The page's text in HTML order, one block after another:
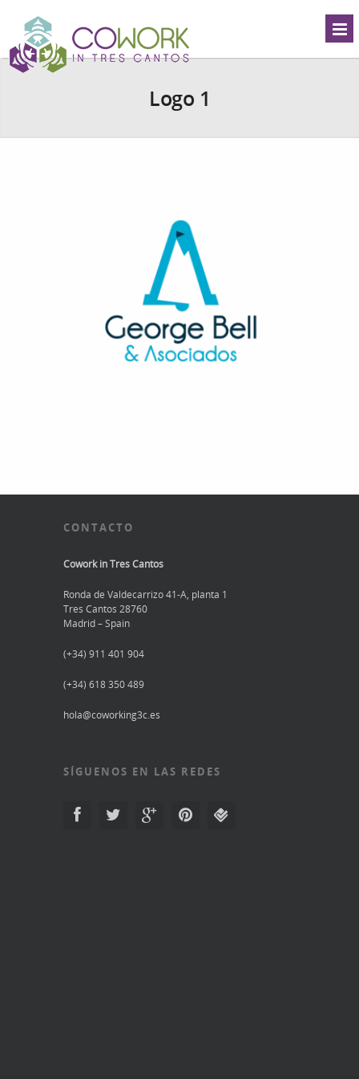
Logo 1
CONTACTO
Cowork in Tres Cantos
Ronda de Valdecarrizo 41-A, planta 1
Tres Cantos 28760
Madrid – Spain
(+34) 911 401 904
(+34) 618 350 489
hola@coworking3c.es
SÍGUENOS EN LAS REDES